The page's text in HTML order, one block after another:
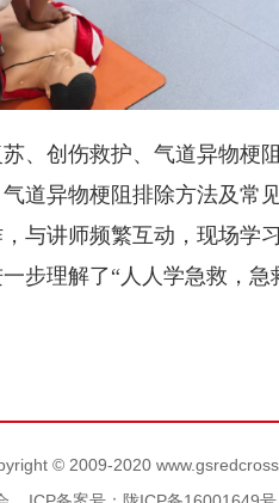
、创伤救护、气道异物
道异物梗阻排除方法及
与讲师频繁互动，现场
步理解了“人人学急救，急
© 2009-2020